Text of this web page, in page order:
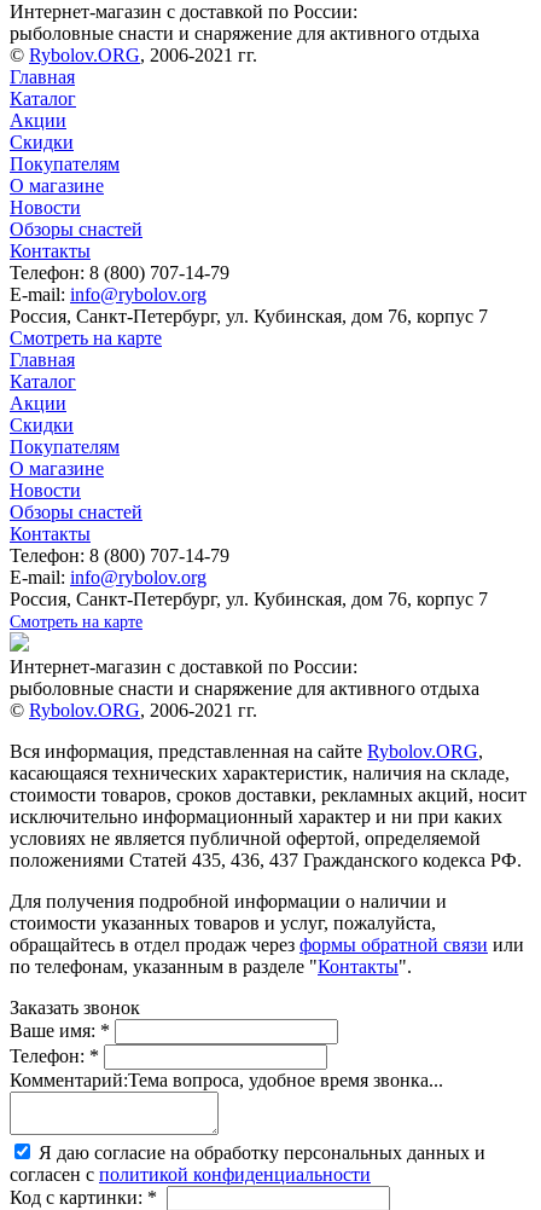
Интернет-магазин с доставкой по России:
рыболовные снасти и снаряжение для активного отдыха
© Rybolov.ORG, 2006-2021 гг.
Главная
Каталог
Акции
Скидки
Покупателям
О магазине
Новости
Обзоры снастей
Контакты
Телефон: 8 (800) 707-14-79
E-mail: info@rybolov.org
Россия, Санкт-Петербург, ул. Кубинская, дом 76, корпус 7
Смотреть на карте
Главная
Каталог
Акции
Скидки
Покупателям
О магазине
Новости
Обзоры снастей
Контакты
Телефон: 8 (800) 707-14-79
E-mail: info@rybolov.org
Россия, Санкт-Петербург, ул. Кубинская, дом 76, корпус 7
Смотреть на карте
Интернет-магазин с доставкой по России:
рыболовные снасти и снаряжение для активного отдыха
© Rybolov.ORG, 2006-2021 гг.
Вся информация, представленная на сайте Rybolov.ORG,
касающаяся технических характеристик, наличия на складе,
стоимости товаров, сроков доставки, рекламных акций, носит
исключительно информационный характер и ни при каких
условиях не является публичной офертой, определяемой
положениями Статей 435, 436, 437 Гражданского кодекса РФ.
Для получения подробной информации о наличии и
стоимости указанных товаров и услуг, пожалуйста,
обращайтесь в отдел продаж через формы обратной связи или
по телефонам, указанным в разделе "Контакты".
Заказать звонок
Ваше имя: *
Телефон: *
Комментарий:Тема вопроса, удобное время звонка...
Я даю согласие на обработку персональных данных и
согласен с политикой конфиденциальности
Код с картинки: *